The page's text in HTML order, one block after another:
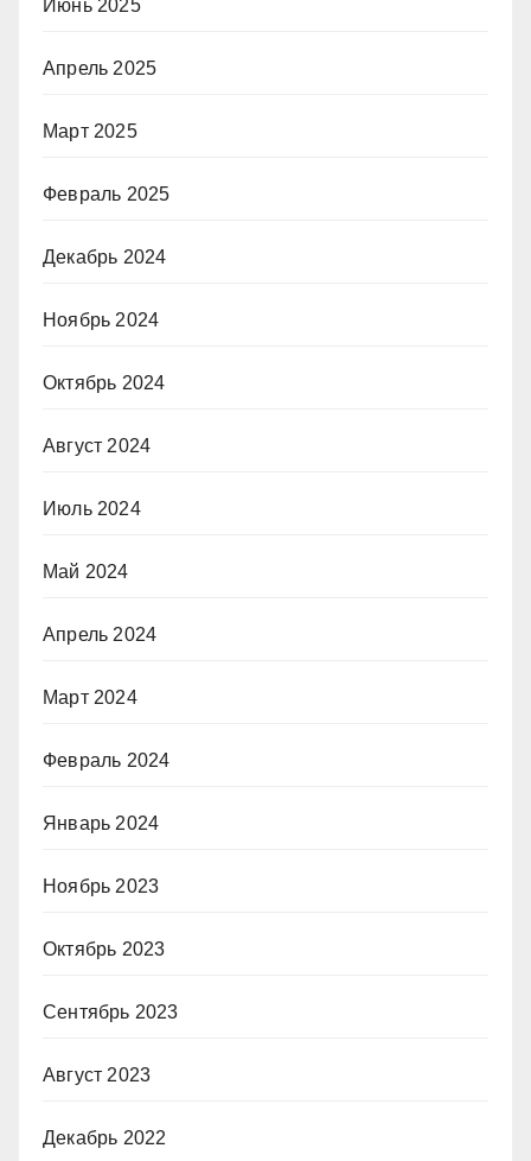
Июнь 2025
Апрель 2025
Март 2025
Февраль 2025
Декабрь 2024
Ноябрь 2024
Октябрь 2024
Август 2024
Июль 2024
Май 2024
Апрель 2024
Март 2024
Февраль 2024
Январь 2024
Ноябрь 2023
Октябрь 2023
Сентябрь 2023
Август 2023
Декабрь 2022